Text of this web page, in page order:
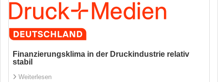
Finanzierungsklima in der Druckindustrie relativ
stabil
Weiterlesen